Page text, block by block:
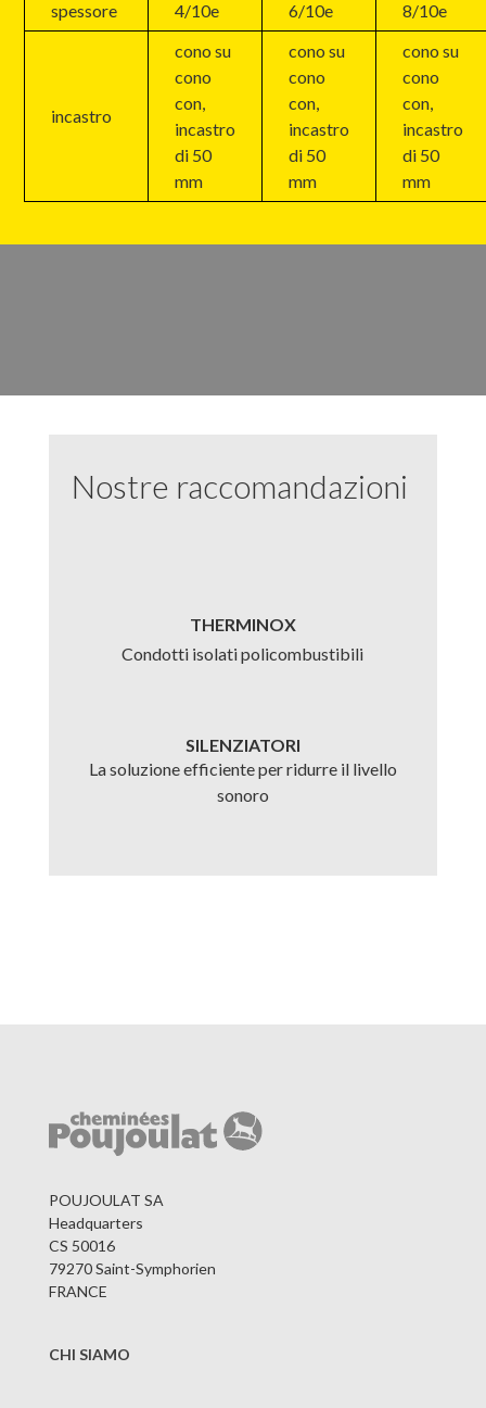
spessore
4/10e 6/10e 8/10e
incastro
cono su
cono
con,
incastro
di 50
mm
cono su
cono
con,
incastro
di 50
mm
cono su
cono
con,
incastro
di 50
mm
Nostre raccomandazioni
THERMINOX
Condotti isolati policombustibili
SILENZIATORI
La soluzione efficiente per ridurre il livello
sonoro
POUJOULAT SA
Headquarters
CS 50016
79270 Saint-Symphorien
FRANCE
CHI SIAMO